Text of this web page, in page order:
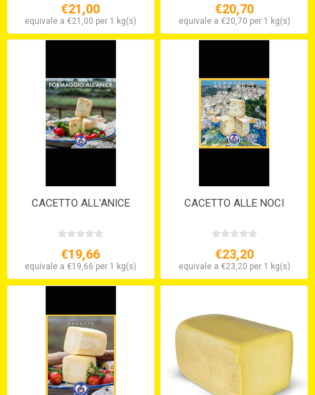
€21,00
equivale a €21,00 per 1 kg(s)
€20,70
equivale a €20,70 per 1 kg(s)
CACETTO ALL'ANICE
€19,66
equivale a €19,66 per 1 kg(s)
CACETTO ALLE NOCI
€23,20
equivale a €23,20 per 1 kg(s)